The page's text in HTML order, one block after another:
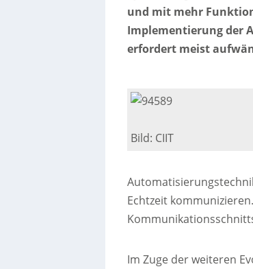
und mit mehr
Implementierung der
erfordert meist
Bild: CIIT
Echtzeit
Im Zuge der weiteren